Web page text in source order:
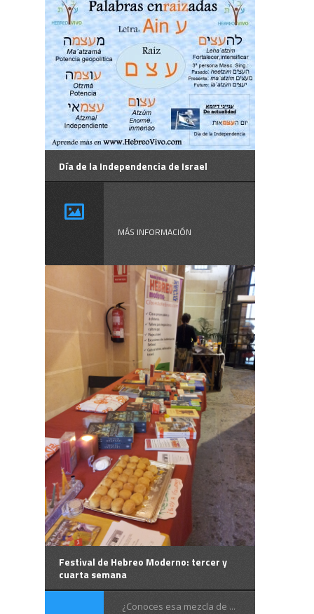
Día de la Independencia de Israel
MÁS INFORMACIÓN
Festival de Hebreo Moderno: tercer y
cuarta semana
¿Conoces esa mezcla de ...